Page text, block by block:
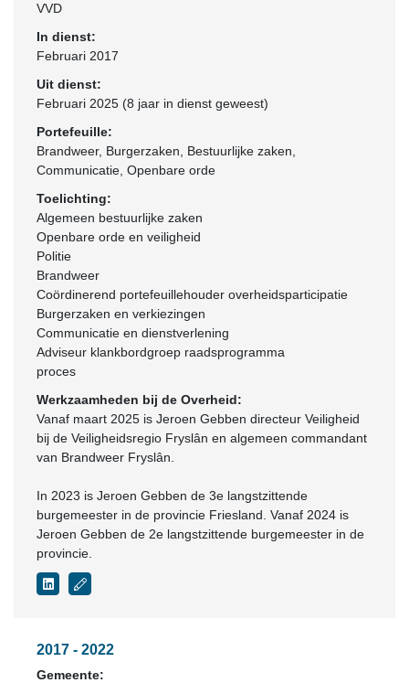
VVD
In dienst:
Februari 2017
Uit dienst:
Februari 2025 (8 jaar in dienst geweest)
Portefeuille:
Brandweer, Burgerzaken, Bestuurlijke zaken,
Communicatie, Openbare orde
Toelichting:
Algemeen bestuurlijke zaken
Openbare orde en veiligheid
Politie
Brandweer
Coördinerend portefeuillehouder overheidsparticipatie
Burgerzaken en verkiezingen
Communicatie en dienstverlening
Adviseur klankbordgroep raadsprogramma
proces
Werkzaamheden bij de Overheid:
Vanaf maart 2025 is Jeroen Gebben directeur Veiligheid
bij de Veiligheidsregio Fryslân en algemeen commandant
van Brandweer Fryslân.
In 2023 is Jeroen Gebben de 3e langstzittende
burgemeester in de provincie Friesland. Vanaf 2024 is
Jeroen Gebben de 2e langstzittende burgemeester in de
provincie.
2017 - 2022
Gemeente: